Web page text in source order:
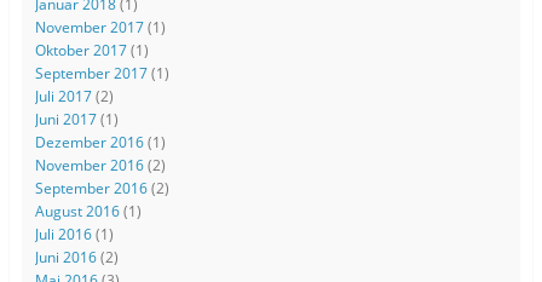
November 2017(1)
Oktober 2017(1)
September 2017(1)
Juli 2017(2)
Juni 2017(1)
Dezember 2016(1)
November 2016(2)
September 2016(2)
August 2016(1)
Juli 2016(1)
Juni 2016(2)